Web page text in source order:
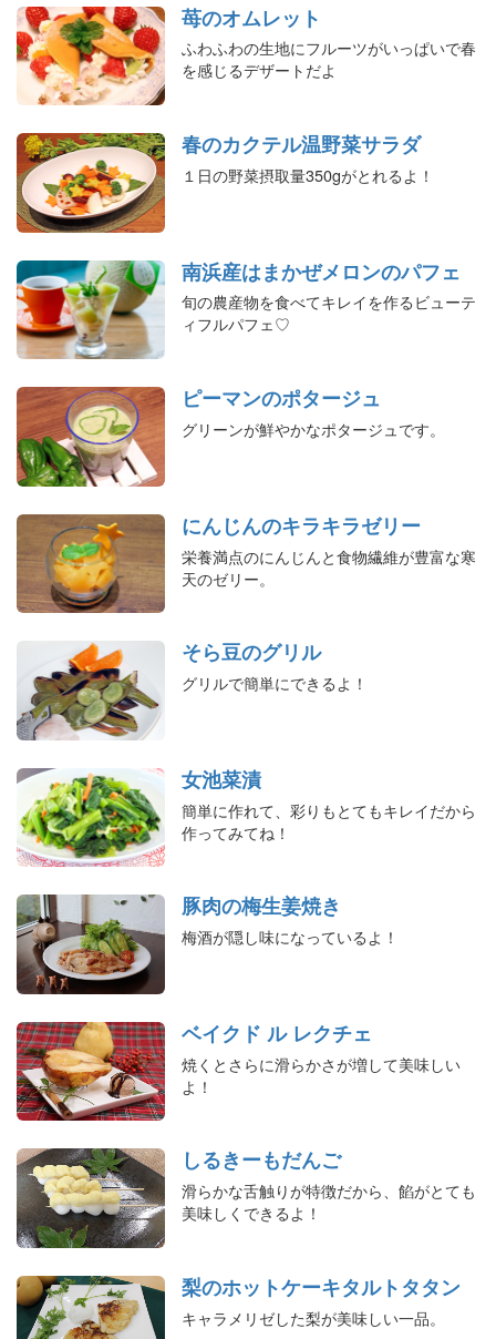
苺のオムレット
ふわふわの生地にフルーツがいっぱいで春
を感じるデザートだよ
春のカクテル温野菜サラダ
１日の野菜摂取量350gがとれるよ！
南浜産はまかぜメロンのパフェ
旬の農産物を食べてキレイを作るビューテ
ィフルパフェ♡
ピーマンのポタージュ
グリーンが鮮やかなポタージュです。
にんじんのキラキラゼリー
栄養満点のにんじんと食物繊維が豊富な寒
天のゼリー。
そら豆のグリル
グリルで簡単にできるよ！
女池菜漬
簡単に作れて、彩りもとてもキレイだから
作ってみてね！
豚肉の梅生姜焼き
梅酒が隠し味になっているよ！
ベイクド ル レクチェ
焼くとさらに滑らかさが増して美味しい
よ！
しるきーもだんご
滑らかな舌触りが特徴だから、餡がとても
美味しくできるよ！
梨のホットケーキタルトタタン
キャラメリゼした梨が美味しい一品。